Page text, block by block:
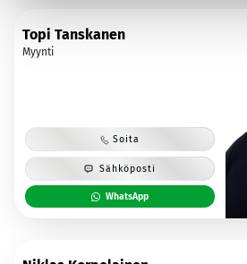
Topi Tanskanen
Myynti
Soita
Sähköposti
WhatsApp